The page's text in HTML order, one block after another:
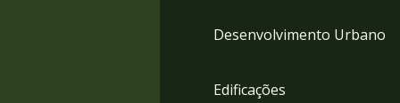
Desenvolvimento Urbano
Edificações